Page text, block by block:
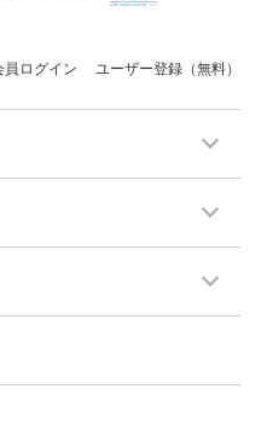
員ログイン ユーザー登録（無料）